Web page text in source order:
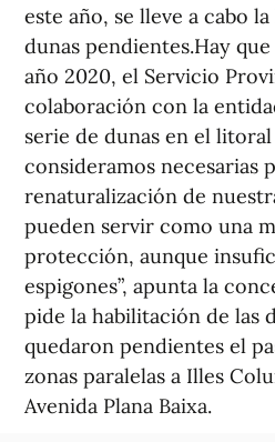
este año, se lleve a cabo
dunas pendientes.Hay
año 2020, el Servicio
colaboración con la
serie de dunas en el litoral
consideramos necesarias
renaturalización de
pueden servir como una
protección, aunque
espigones”, apunta la
pide la habilitación de las
quedaron pendientes el
zonas paralelas a Illes
Avenida Plana Baixa.